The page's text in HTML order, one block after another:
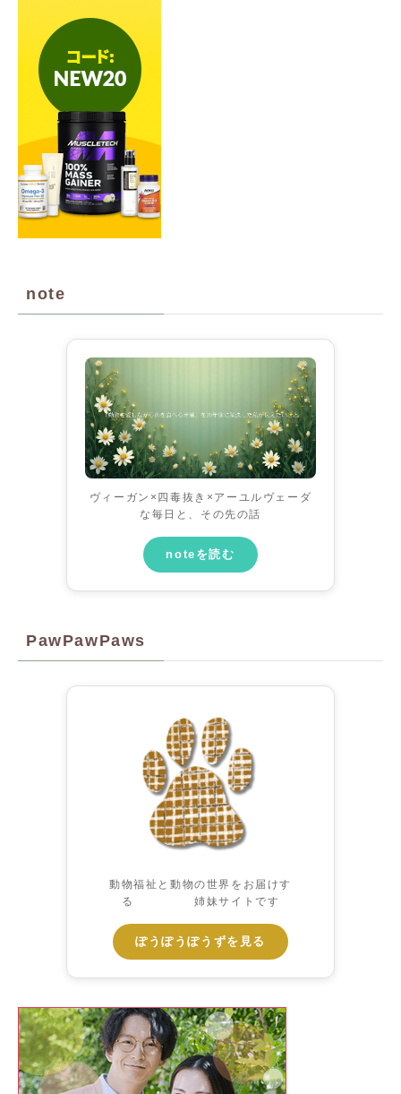
note
ヴィーガン×四毒抜き×アーユルヴェーダ
な毎日と、その先の話
noteを読む
PawPawPaws
動物福祉と動物の世界をお届けす
る 姉妹サイトです
ぽうぽうぽうずを見る